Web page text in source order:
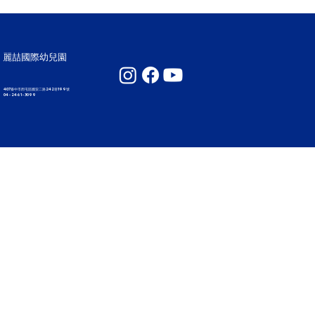
麗喆國際幼兒園
407臺中市西屯區國安二路242巷199號
04 - 2461 - 3099